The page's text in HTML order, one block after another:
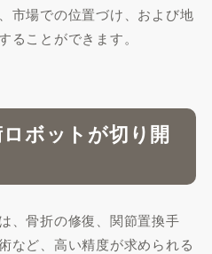
市場での位置づけ、および地
ることができます。
ボットが切り開
、骨折の修復、関節置換手
など、高い精度が求められる